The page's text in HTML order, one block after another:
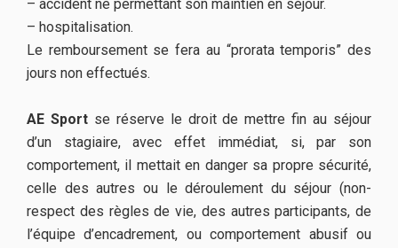
– accident ne permettant son maintien en séjour.
– hospitalisation.
Le remboursement se fera au “prorata temporis” des
jours non effectués.
AE Sportse réserve le droit de mettre fin au séjour
d’un stagiaire, avec effet immédiat, si, par son
comportement, il mettait en danger sa propre sécurité,
celle des autres ou le déroulement du séjour (non-
respect des règles de vie, des autres participants, de
l’équipe d’encadrement, ou comportement abusif ou